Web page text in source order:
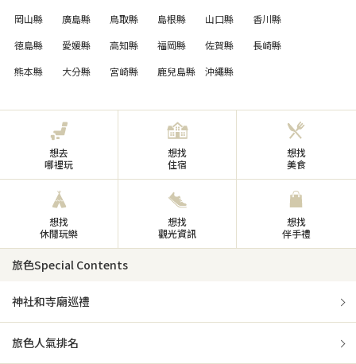
岡山縣
廣島縣 鳥取縣 島根縣 山口縣
香川縣
徳島縣
愛媛縣 高知縣 福岡縣 佐賀縣
長崎縣
熊本縣
大分縣 宮崎縣 鹿兒島縣 沖繩縣
想去
哪裡玩
想找
住宿
想找
美食
想找
休閒玩樂
想找
觀光資訊
想找
伴手禮
旅色Special Contents
神社和寺廟巡禮
旅色人氣排名